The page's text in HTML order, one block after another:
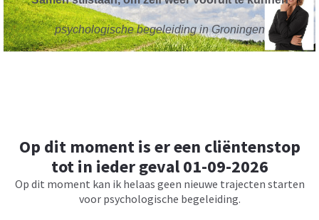
psychologische begeleiding in Groningen
Op dit moment is er een cliëntenstop
tot in ieder geval 01-09-2026
Op dit moment kan ik helaas geen nieuwe trajecten starten
voor psychologische begeleiding.